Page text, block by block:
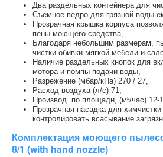
Два раздельных контейнера для
Съемное ведро для грязной воды
Прозрачная крышка корпуса
пены моющего средства,
Благодаря небольшим размерам,
чистки обивки мягкой мебели и
Наличие раздельных кнопок для
мотора и помпы подачи воды,
Разрежение (мбар/кПа) 270 / 27,
Расход воздуха (л/с) 71,
Производ. по площади, (м²/час) 12-
Прозрачная насадка для
контролировать всасывание
Комплектация моющего
8/1 (with hand nozzle)